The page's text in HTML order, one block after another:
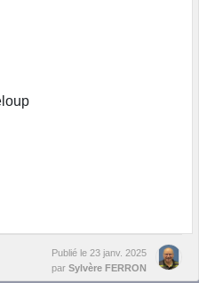
Publié le 23 janv. 2025
par Sylvère FERRON